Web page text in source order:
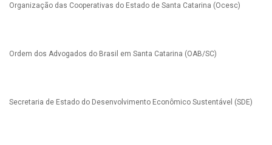
Organização das Cooperativas do Estado de Santa Catarina (Ocesc)
Ordem dos Advogados do Brasil em Santa Catarina (OAB/SC)
Secretaria de Estado do Desenvolvimento Econômico Sustentável (SDE)